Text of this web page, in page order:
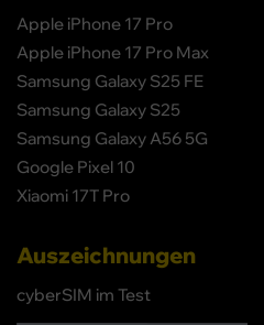
Apple iPhone 17 Pro
Apple iPhone 17 Pro Max
Samsung Galaxy S25 FE
Samsung Galaxy S25
Samsung Galaxy A56 5G
Google Pixel 10
Xiaomi 17T Pro
Auszeichnungen
cyberSIM im Test